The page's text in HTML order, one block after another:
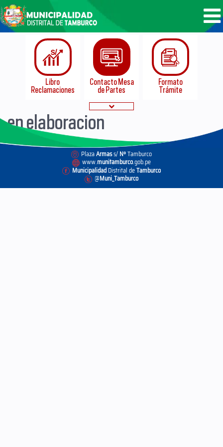
Libro
Reclamaciones
Contacto Mesa
de Partes
Formato
Trámite
Emergencias Normatividad
Sistema
en elaboracion
PlazaArmass/ NºTamburco
www.munitamburco.gob.pe
Municipalidad Distrital deTamburco
@Muni_Tamburco